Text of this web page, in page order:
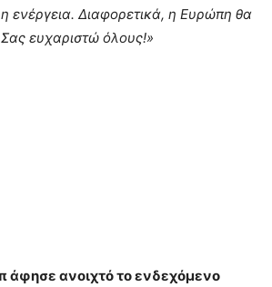
ενέργεια. Διαφορετικά, η Ευρώπη θα
ευχαριστώ όλους!»
άφησε ανοιχτό το ενδεχόμενο